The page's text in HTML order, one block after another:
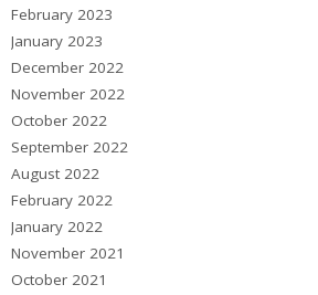
February 2023
January 2023
December 2022
November 2022
October 2022
September 2022
August 2022
February 2022
January 2022
November 2021
October 2021